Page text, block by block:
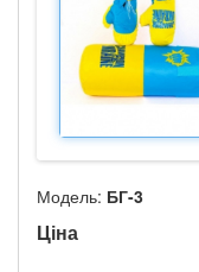
Модель: БГ-3
Ціна